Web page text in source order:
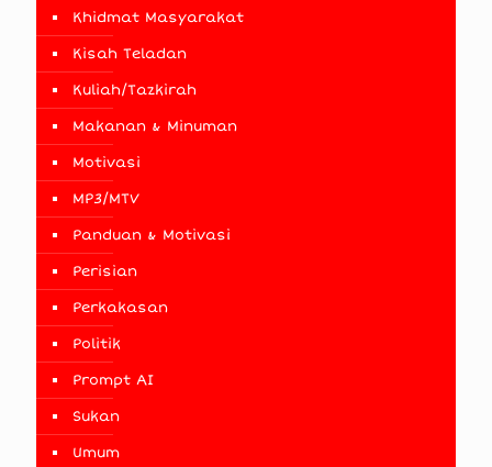
Khidmat Masyarakat
Kisah Teladan
Kuliah/Tazkirah
Makanan & Minuman
Motivasi
MP3/MTV
Panduan & Motivasi
Perisian
Perkakasan
Politik
Prompt AI
Sukan
Umum